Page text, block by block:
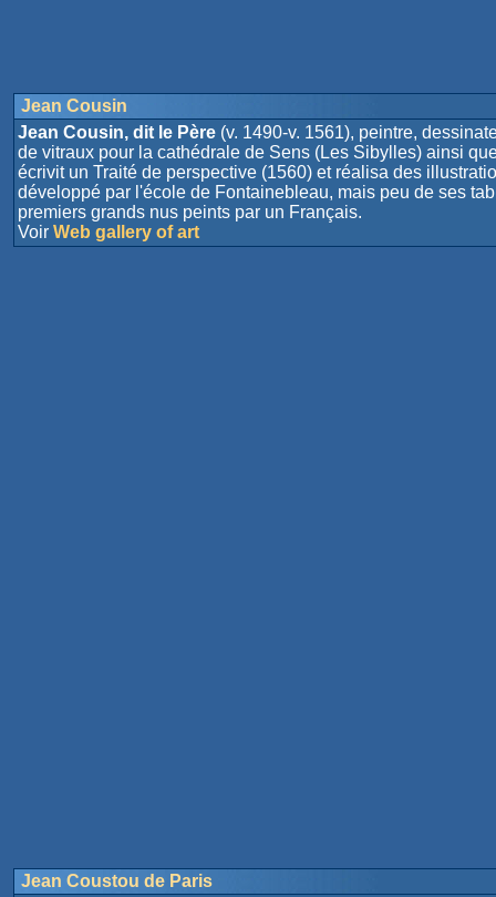
Jean Cousin
Jean Cousin, dit le Père (v. 1490-v. 1561), peintre,
de vitraux pour la cathédrale de Sens (Les Sibylles) ainsi
écrivit un Traité de perspective (1560) et réalisa des
développé par l'école de Fontainebleau, mais peu de ses
premiers grands nus peints par un Français.
Voir Web gallery of art
Jean Coustou de Paris